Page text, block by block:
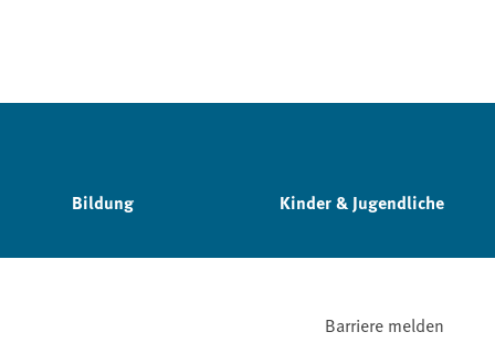
Bildung Kinder & Jugendliche
Barriere melden